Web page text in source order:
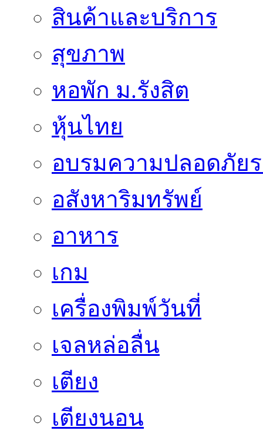
สินค้าและบริการ
สุขภาพ
หอพัก ม.รังสิต
หุ้นไทย
อบรมความปลอดภัย
อสังหาริมทรัพย์
อาหาร
เกม
เครื่องพิมพ์วันที่
เจลหล่อลื่น
เตียง
เตียงนอน